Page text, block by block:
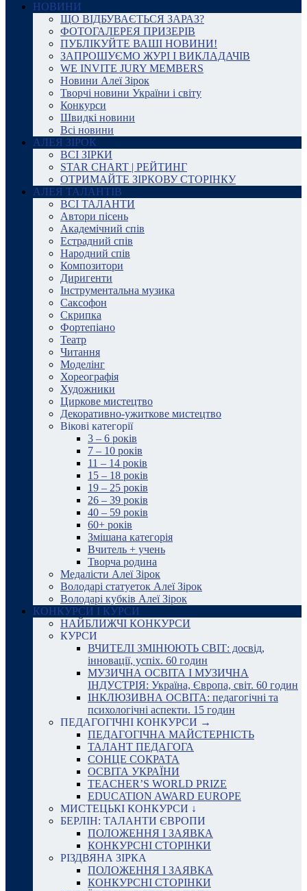
НОВИНИ
ЩО ВІДБУВАЄТЬСЯ ЗАРАЗ?
ФОТОГАЛЕРЕЯ ПРИЗЕРІВ
ПУБЛІКУЙТЕ ВАШІ НОВИНИ!
ЗАПРОШУЄМО ЖУРІ І ВИКЛАДАЧІВ
WE INVITE JURY MEMBERS
Новини Алеї Зірок
Творчі новини України і світу
Конкурси
Швидкі новини
Всі новини
АЛЕЯ ЗІРОК
ВСІ ЗІРКИ
STAR CHART | РЕЙТИНГ
ОТРИМАЙТЕ ЗІРКОВУ СТОРІНКУ
АЛЕЯ ТАЛАНТІВ
ВСІ ТАЛАНТИ
Автори пісень
Академічний спів
Естрадний спів
Народний спів
Композитори
Диригенти
Інструментальна музика
Саксофон
Скрипка
Фортепіано
Театр
Читання
Моделінг
Хореографія
Художники
Циркове мистецтво
Декоративно-ужиткове мистецтво
Вікові категорії
3 – 6 років
7 – 10 років
11 – 14 років
15 – 18 років
19 – 25 років
26 – 39 років
40 – 59 років
60+ років
Змішана категорія
Вчитель + учень
Творча родина
Медалісти Алеї Зірок
Володарі статуеток Алеї Зірок
Володарі кубків Алеї Зірок
КОНКУРСИ І КУРСИ
НАЙБЛИЖЧІ КОНКУРСИ
КУРСИ
ВЧИТЕЛІ ЗМІНЮЮТЬ СВІТ: досвід,
інновації, успіх. 60 годин
МУЗИЧНА ОСВІТА І МУЗИЧНА
ІНДУСТРІЯ: Україна, Європа, світ. 60 годин
ІНКЛЮЗИВНА ОСВІТА: педагогічні та
психологічні аспекти. 15 годин
ПЕДАГОГІЧНІ КОНКУРСИ →
ПЕДАГОГІЧНА МАЙСТЕРНІСТЬ
ТАЛАНТ ПЕДАГОГА
СОНЦЕ СОКРАТА
ОСВІТА УКРАЇНИ
TEACHER’S WORLD PRIZE
EDUCATION AWARD EUROPE
МИСТЕЦЬКІ КОНКУРСИ ↓
БЕРЛІН: ТАЛАНТИ ЄВРОПИ
ПОЛОЖЕННЯ І ЗАЯВКА
КОНКУРСНІ СТОРІНКИ
РІЗДВЯНА ЗІРКА
ПОЛОЖЕННЯ І ЗАЯВКА
КОНКУРСНІ СТОРІНКИ